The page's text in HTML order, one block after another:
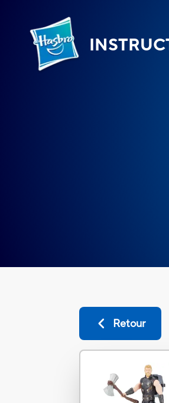
Retour